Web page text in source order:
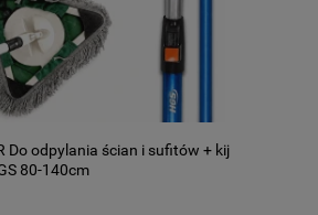
Do odpylania ścian i sufitów + kij
80-140cm